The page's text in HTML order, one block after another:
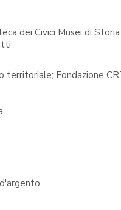
dei Civici Musei di
territoriale; Fondazione